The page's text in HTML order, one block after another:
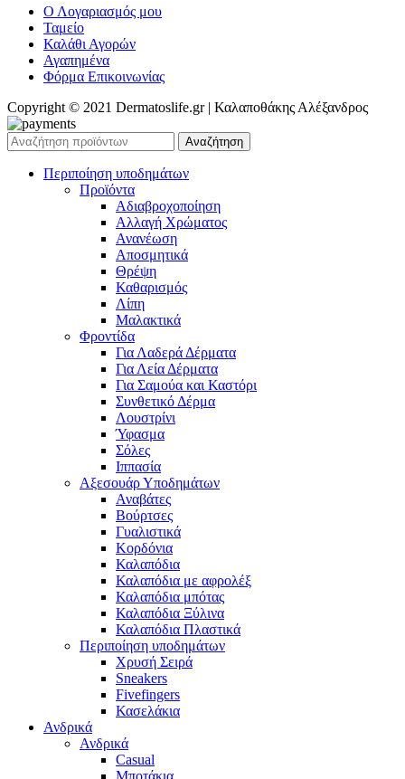
Ο Λογαριασμός μου
Ταμείο
Καλάθι Αγορών
Αγαπημένα
Φόρμα Επικοινωνίας
Copyright © 2021 Dermatoslife.gr | Καλαποθάκης Αλέξανδρος
Αναζήτηση
Περιποίηση υποδημάτων
Προϊόντα
Αδιαβροχοποίηση
Αλλαγή Χρώματος
Ανανέωση
Αποσμητικά
Θρέψη
Καθαρισμός
Λίπη
Μαλακτικά
Φροντίδα
Για Λαδερά Δέρματα
Για Λεία Δέρματα
Για Σαμούα και Καστόρι
Συνθετικό Δέρμα
Λουστρίνι
Ύφασμα
Σόλες
Ιππασία
Αξεσουάρ Υποδημάτων
Αναβάτες
Βούρτσες
Γυαλιστικά
Κορδόνια
Καλαπόδια
Καλαπόδια με αφρολέξ
Καλαπόδια μπότας
Καλαπόδια Ξύλινα
Καλαπόδια Πλαστικά
Περιποίηση υποδημάτων
Χρυσή Σειρά
Sneakers
Fivefingers
Κασελάκια
Ανδρικά
Ανδρικά
Casual